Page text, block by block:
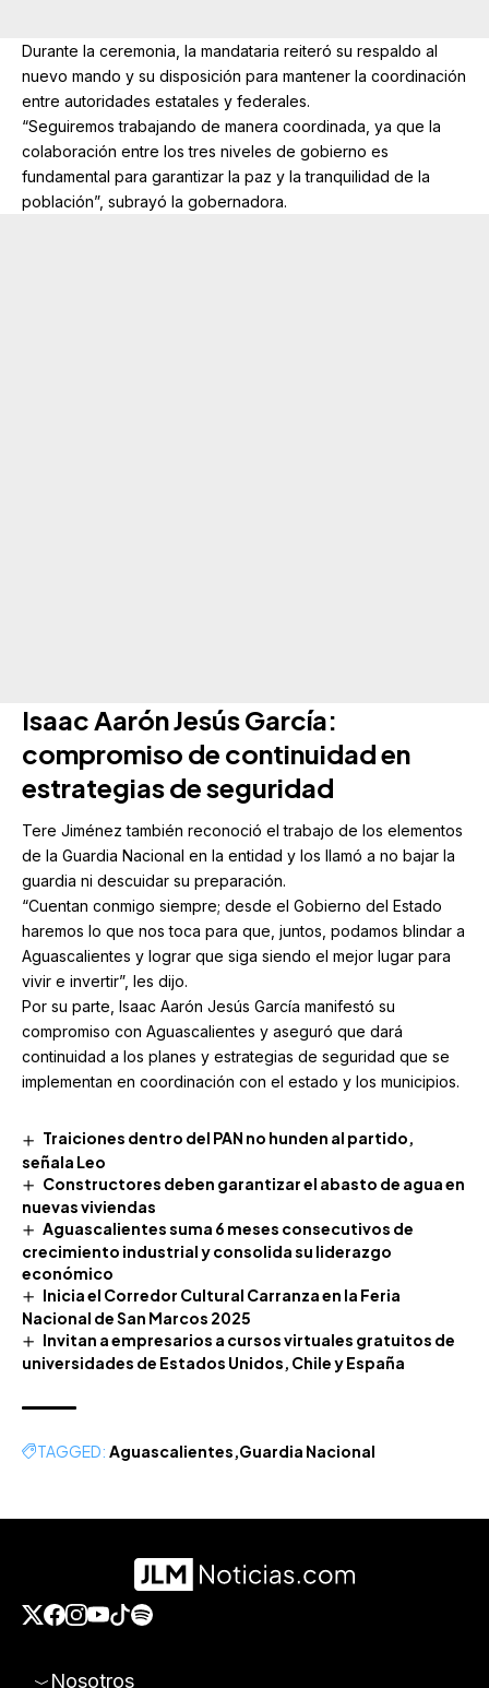
Durante la ceremonia, la mandataria reiteró su respaldo al
nuevo mando y su disposición para mantener la coordinación
entre autoridades estatales y federales.
“Seguiremos trabajando de manera coordinada, ya que la
colaboración entre los tres niveles de gobierno es
fundamental para garantizar la paz y la tranquilidad de la
población”, subrayó la gobernadora.
Isaac Aarón Jesús García:
compromiso de continuidad en
estrategias de seguridad
Tere Jiménez también reconoció el trabajo de los elementos
de la Guardia Nacional en la entidad y los llamó a no bajar la
guardia ni descuidar su preparación.
“Cuentan conmigo siempre; desde el Gobierno del Estado
haremos lo que nos toca para que, juntos, podamos blindar a
Aguascalientes y lograr que siga siendo el mejor lugar para
vivir e invertir”, les dijo.
Por su parte, Isaac Aarón Jesús García manifestó su
compromiso con Aguascalientes y aseguró que dará
continuidad a los planes y estrategias de seguridad que se
implementan en coordinación con el estado y los municipios.
Traiciones dentro del PAN no hunden al partido,
señala Leo
Constructores deben garantizar el abasto de agua en
nuevas viviendas
Aguascalientes suma 6 meses consecutivos de
crecimiento industrial y consolida su liderazgo
económico
Inicia el Corredor Cultural Carranza en la Feria
Nacional de San Marcos 2025
Invitan a empresarios a cursos virtuales gratuitos de
universidades de Estados Unidos, Chile y España
TAGGED: Aguascalientes Guardia Nacional
Nosotros